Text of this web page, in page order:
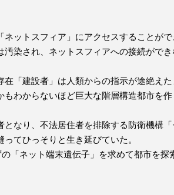
ットスフィア」にアクセスすることが
染され、ネットスフィアへの接続がで
「建設者」は人類からの指示が途絶え
わからないほど巨大な階層構造都市を
なり、不法居住者を排除する防衛機構
てひっそりと生き延びていた。
「ネット端末遺伝子」を求めて都市を探